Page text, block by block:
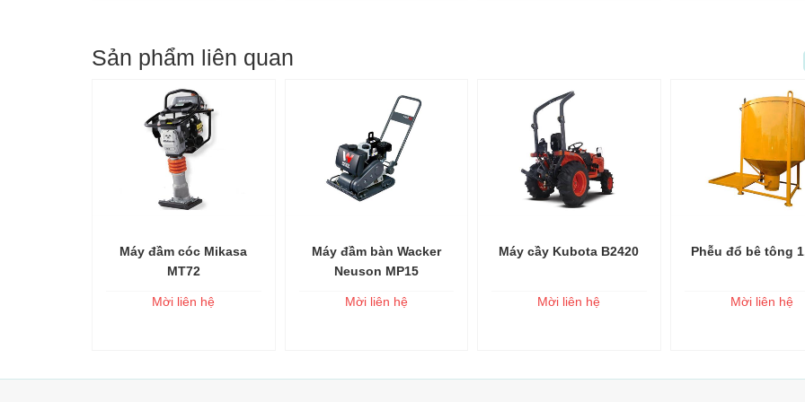
Sản phẩm liên quan
Thêm vào giỏ
Máy đầm cóc Mikasa
MT72
Mời liên hệ
Thêm vào giỏ
Máy đầm bàn Wacker
Neuson MP15
Mời liên hệ
Thêm vào giỏ
Máy cầy Kubota B2420
Mời liên hệ
Thêm vào
Phễu đổ bê tông
Mời liên hệ